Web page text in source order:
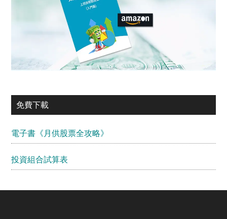
免費下載
電子書《月供股票全攻略》
投資組合試算表